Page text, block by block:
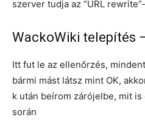
szerver tudja az “URL
WackoWiki telepítés
Itt fut le az ellenőrzés,
bármi mást látsz mint OK,
k után beírom zárójelbe, mit
során